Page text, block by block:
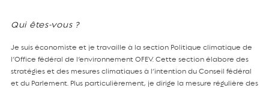
Qui êtes-vous ?
Je suis économiste et je travaille à la section Politique climatique de
l’Office fédéral de l’environnement OFEV. Cette section élabore des
stratégies et des mesures climatiques à l’intention du Conseil fédéral
et du Parlement. Plus particulièrement, je dirige la mesure régulière des